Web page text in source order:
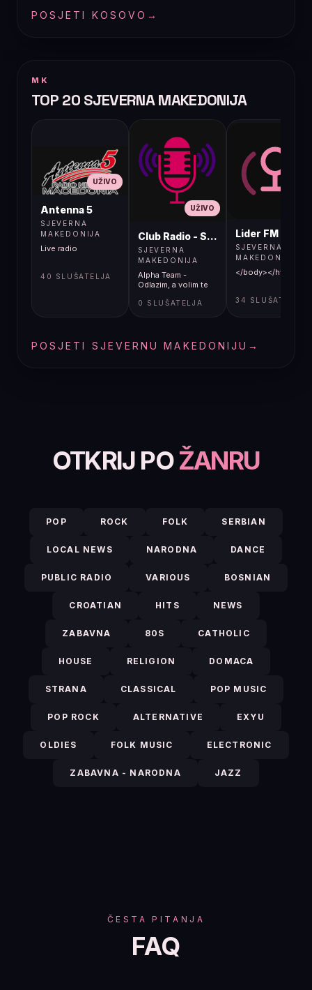
POSJETI KOSOVO →
MK
TOP 20 SJEVERNA MAKEDONIJA
UŽIVO
Antenna 5
SJEVERNA
MAKEDONIJA
Live radio
40 SLUŠATELJA
UŽIVO
Club Radio - Skopje, Mcedonia
SJEVERNA
MAKEDONIJA
Alpha Team -
Odlazim, a volim te
0 SLUŠATELJA
Lider FM 107,4
SJEVERNA
MAKEDONIJA
</body></html>
34 SLUŠATELJA
POSJETI SJEVERNU MAKEDONIJU →
OTKRIJ POŽANRU
POP ROCK FOLK SERBIAN
LOCAL NEWS NARODNA DANCE
PUBLIC RADIO VARIOUS BOSNIAN
CROATIAN HITS NEWS
ZABAVNA 80S CATHOLIC
HOUSE RELIGION DOMACA
STRANA CLASSICAL POP MUSIC
POP ROCK ALTERNATIVE EXYU
OLDIES FOLK MUSIC ELECTRONIC
ZABAVNA - NARODNA JAZZ
ČESTA PITANJA
FAQ